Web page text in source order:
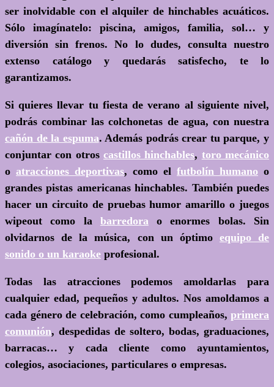
ser inolvidable con elalquiler de hinchables acuáticos.
Sólo imagínatelo: piscina, amigos, familia, sol… y
diversión sin frenos. No lo dudes, consulta nuestro
extenso catálogo y quedarás satisfecho, te lo
garantizamos.
Si quieres llevar tu fiesta de verano al siguiente nivel,
podrás combinar las colchonetas de agua, con nuestra
cañón de la espuma. Además podrás crear tu parque, y
conjuntar con otros castillos hinchables, toro mecánico
o atracciones deportivas, como el futbolín humano o
grandes pistas americanas hinchables. También puedes
hacer un circuito de pruebas humor amarillo o juegos
wipeout como la barredorao enormes bolas. Sin
olvidarnos de la música, con un óptimo equipo de
sonido o un karaoke profesional.
Todas las atracciones podemos amoldarlas para
cualquier edad, pequeños y adultos. Nos amoldamos a
cada género de celebración, como cumpleaños, primera
comunión, despedidas de soltero, bodas, graduaciones,
barracas… y cada cliente como ayuntamientos,
colegios, asociaciones, particulares o empresas.